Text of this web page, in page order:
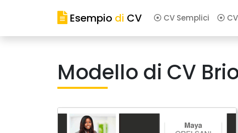
Esempio di CV CV Semplici
Modello di CV